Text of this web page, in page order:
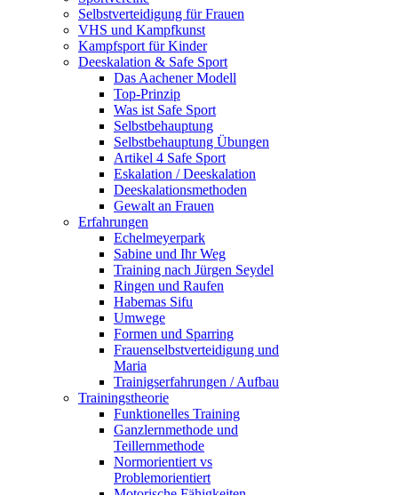
Selbstverteidigung für Frauen
VHS und Kampfkunst
Kampfsport für Kinder
Deeskalation & Safe Sport
Das Aachener Modell
Top-Prinzip
Was ist Safe Sport
Selbstbehauptung
Selbstbehauptung Übungen
Artikel 4 Safe Sport
Eskalation / Deeskalation
Deeskalationsmethoden
Gewalt an Frauen
Erfahrungen
Echelmeyerpark
Sabine und Ihr Weg
Training nach Jürgen Seydel
Ringen und Raufen
Habemas Sifu
Umwege
Formen und Sparring
Frauenselbstverteidigung und
Maria
Trainigserfahrungen / Aufbau
Trainingstheorie
Funktionelles Training
Ganzlernmethode und
Teillernmethode
Normorientiert vs
Problemorientiert